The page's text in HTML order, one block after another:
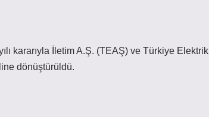
kararıyla İletim A.Ş. (TEAŞ) ve Türkiye Elektrik
dönüştürüldü.